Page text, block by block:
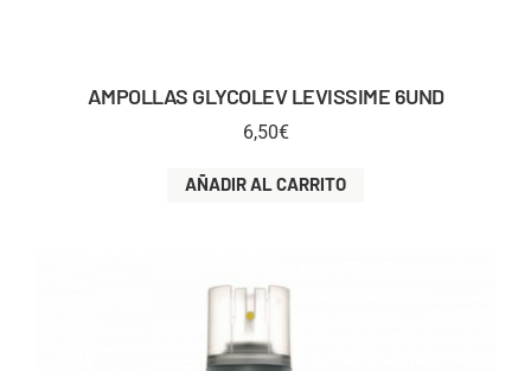
AMPOLLAS GLYCOLEV LEVISSIME 6UND
6,50€
AÑADIR AL CARRITO